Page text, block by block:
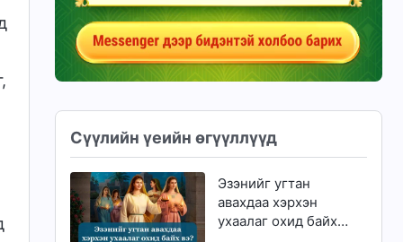
Сүүлийн үеийн өгүүллүүд
Эзэнийг угтан
авахдаа хэрхэн
ухаалаг охид байх